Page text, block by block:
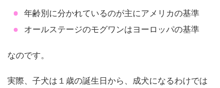
年齢別に分かれているのが主にアメリカの基準
オールステージのモグワンはヨーロッパの基準
なのです。
実際、子犬は１歳の誕生日から、成犬になるわけでは